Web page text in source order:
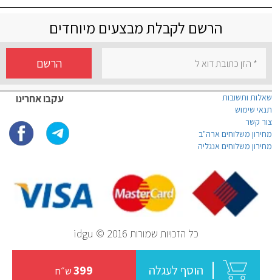
הוסף לעגלה 399ש״ח
הרשם לקבלת מבצעים מיוחדים
הרשם
עקבו אחרינו
שאלות ותשובות
תנאי שימוש
צור קשר
מחירון משלוחים ארה"ב
מחירון משלוחים אנגליה
כל הזכויות שמורות idgu © 2016